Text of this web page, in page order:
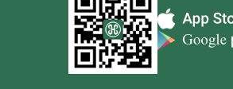
Appstore